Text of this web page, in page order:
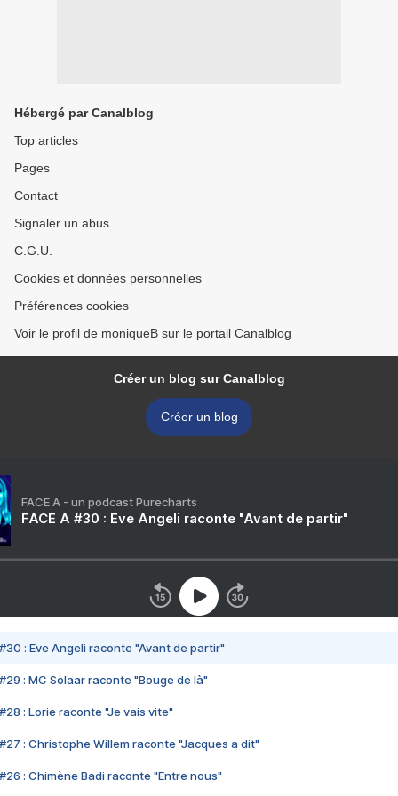
Hébergé par Canalblog
Top articles
Pages
Contact
Signaler un abus
C.G.U.
Cookies et données personnelles
Préférences cookies
Voir le profil de moniqueB sur le portail Canalblog
Créer un blog sur Canalblog
Créer un blog
FACE A - un podcast Purecharts
FACE A #30 : Eve Angeli raconte "Avant de partir"
#30 : Eve Angeli raconte "Avant de partir"
#29 : MC Solaar raconte "Bouge de là"
#28 : Lorie raconte "Je vais vite"
#27 : Christophe Willem raconte "Jacques a dit"
#26 : Chimène Badi raconte "Entre nous"